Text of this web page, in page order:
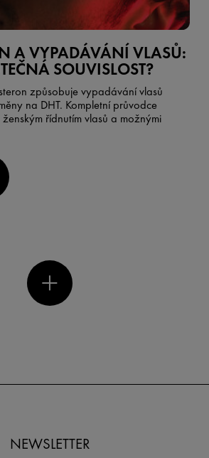
A VYPADÁVÁNÍ VLASŮ:
SOUVISLOST?
způsobuje vypadávání vlasů
na DHT. Kompletní průvodce
řídnutím vlasů a možnými
NEWSLETTER